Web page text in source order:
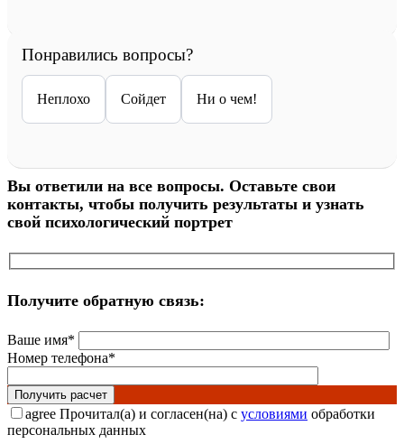
Понравились вопросы?
Неплохо Сойдет Ни о чем!
Вы ответили на все вопросы. Оставьте свои
контакты, чтобы получить результаты и узнать
свой психологический портрет
Получите обратную связь:
Ваше имя*
Номер телефона*
agree Прочитал(а) и согласен(на) с условиями обработки
персональных данных